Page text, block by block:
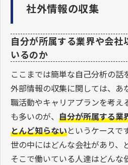
社外情報の収集
自分が所属する業界や会社
いるのか
ここまでは簡単な自己分析の話
外部情報の収集に関しては、あ
職活動やキャリアプランを考え
も多いのが、 自分が所属する業
とんど知らないというケースです
世の中にはどんな会社があり、
そこで働いている人達はどんな